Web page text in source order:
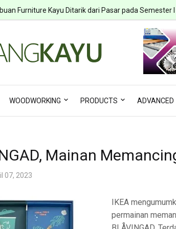
Furniture Kayu Ditarik dari Pasar pada Semester I
WOODWORKING PRODUCTS ADVANCED
Mainan
07, 2023
IKEA
permainan